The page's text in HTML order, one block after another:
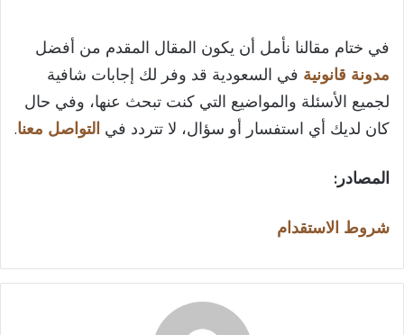
في ختام مقالنا نأمل أن يكون المقال المقدم من أفضل
مدونة قانونية في السعودية قد وفر لك إجابات شافية
لجميع الأسئلة والمواضيع التي كنت تبحث عنها، وفي حال
كان لديك أي استفسار أو سؤال، لا تتردد في التواصل معنا.
المصادر:
شروط الاستقدام